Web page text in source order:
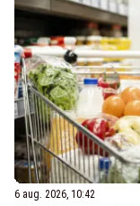
6 aug. 2026, 10:42